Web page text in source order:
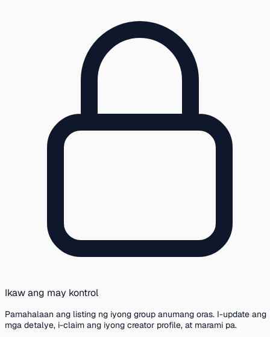
Ikaw ang may kontrol
Pamahalaan ang listing ng iyong group anumang oras. I-update ang
mga detalye, i-claim ang iyong creator profile, at marami pa.